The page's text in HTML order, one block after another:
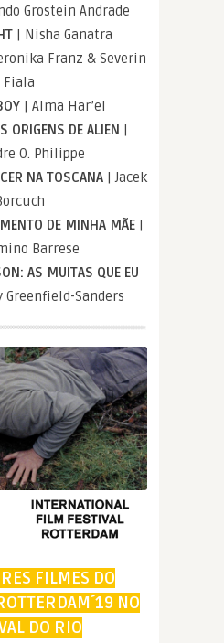
Grostein Andrade
| Nisha Ganatra
Franz & Severin
Fiala
| Alma Har’el
ORIGENS DE ALIEN |
O. Philippe
NA TOSCANA | Jacek
DE MINHA MÃE |
Barrese
AS MUITAS QUE EU
Greenfield-Sanders
FILMES DO
NO
DO RIO